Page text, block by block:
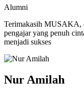
Alumni
Terimakasih MUSAKA,
pengajar yang penuh
menjadi sukses
Nur Amilah